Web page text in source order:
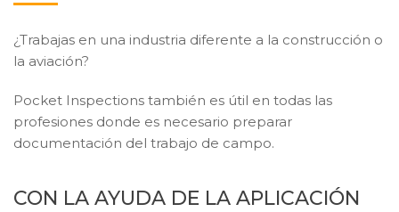
¿Trabajas en una industria diferente a la construcción o
la aviación?
Pocket Inspections también es útil en todas las
profesiones donde es necesario preparar
documentación del trabajo de campo.
CON LA AYUDA DE LA APLICACIÓN